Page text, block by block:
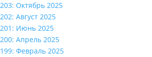
203: Октябрь 2025
202: Август 2025
201: Июнь 2025
200: Апрель 2025
199: Февраль 2025